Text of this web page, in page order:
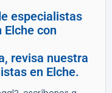
especialistas
con
revisa nuestra
en Elche.